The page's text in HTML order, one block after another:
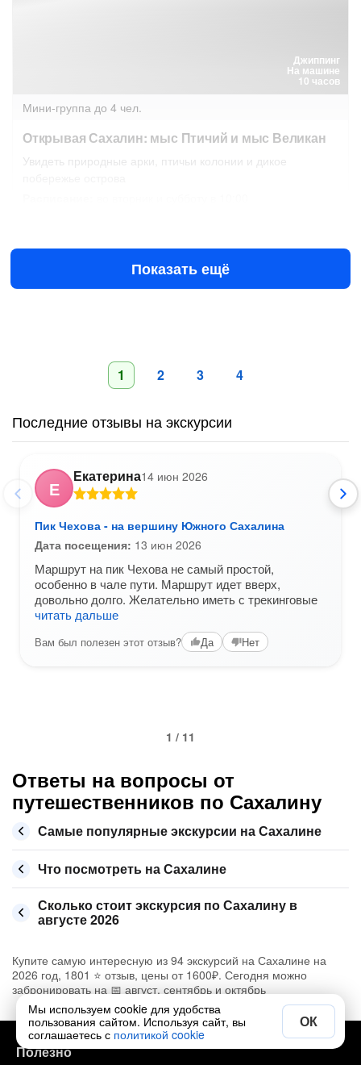
Джиппинг
На машине
10 часов
Мини-группа до 4 чел.
Открывая Сахалин: мыс Птичий и мыс Великан
Увидеть природные арки, птичьи колонии и дикое
9900 ₽за человека
Показать ещё
1 2 3 4
Последние отзывы на экскурсии
Е
Екатерина14 июн 2026
Пик Чехова - на вершину Южного Сахалина
Дата посещения: 13 июн 2026
Маршрут на пик Чехова не самый простой,
особенно в чале пути. Маршрут идет вверх,
довольно долго. Желательно иметь с трекинговые
читать дальше
Вам был полезен этот отзыв? Да Нет
1 / 11
Ответы на вопросы от
путешественников по Сахалину
Самые популярные экскурсии на Сахалине
Что посмотреть на Сахалине
Сколько стоит экскурсия по Сахалину в
августе 2026
Купите самую интересную из 94 экскурсий на Сахалине на
2026 год, 1801 ⭐ отзыв, цены от 1600₽. Сегодня можно
забронировать на 📅 август, сентябрь и октябрь
Полезно
Мы используем cookie для удобства
пользования сайтом. Используя сайт, вы
соглашаетесь с политикой cookie
ОК